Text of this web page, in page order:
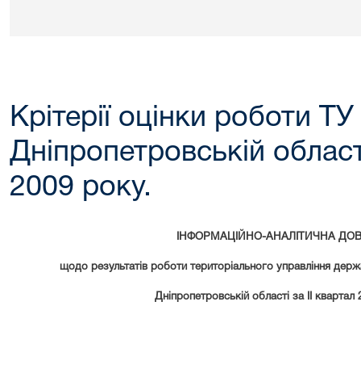
Крітерії оцінки роботи
Дніпропетровській
2009 року.
ІНФОРМАЦІЙНО-АНАЛІТИЧНА
щодо результатів роботи територіального управління
Дніпропетровській області за І квартал